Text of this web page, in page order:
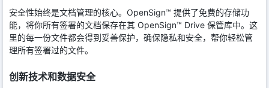
安全性始终是文档管理的核心。OpenSign™ 提供了免费的存储功
能，将你所有签署的文档保存在其 OpenSign™ Drive 保管库中。这
里的每一份文件都会得到妥善保护，确保隐私和安全，帮你轻松管
理所有签署过的文件。
创新技术和数据安全